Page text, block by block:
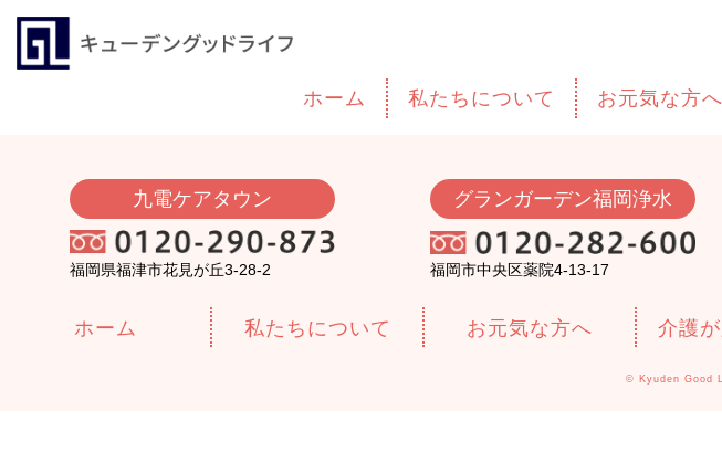
ホーム 私たちについて お元気な方へ
九電ケアタウン
福岡県福津市花見が丘3-28-2
グランガーデン福岡浄水
福岡市中央区薬院4-13-17
ホーム 私たちについて お元気な方へ 介護
© Kyuden Good